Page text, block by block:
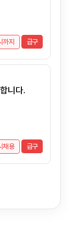
까지 급구
니다.
채용 급구